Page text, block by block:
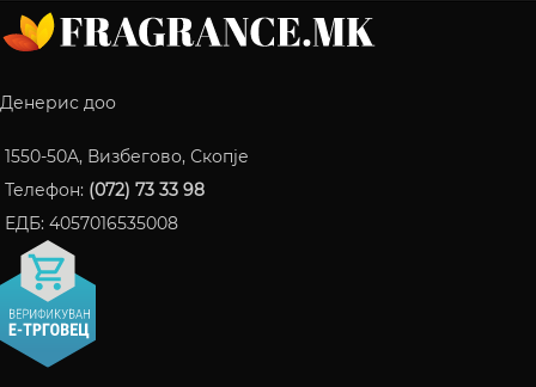
Денерис доо
1550-50A, Визбегово, Скопје
Телефон: (072) 73 33 98
ЕДБ: 4057016535008